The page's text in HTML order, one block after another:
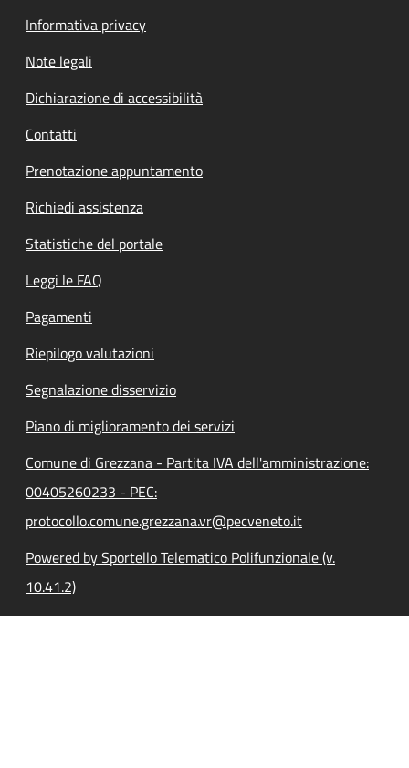
Informativa privacy
Note legali
Dichiarazione di accessibilità
Contatti
Prenotazione appuntamento
Richiedi assistenza
Statistiche del portale
Leggi le FAQ
Pagamenti
Riepilogo valutazioni
Segnalazione disservizio
Piano di miglioramento dei servizi
Comune di Grezzana - Partita IVA dell'amministrazione:
00405260233 - PEC:
protocollo.comune.grezzana.vr@pecveneto.it
Powered by Sportello Telematico Polifunzionale (v.
10.41.2)